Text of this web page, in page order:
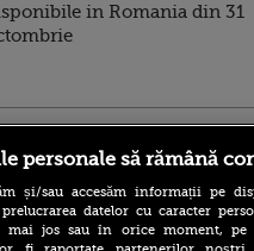
in Romania din 31
personale să rămână
și/sau accesăm informații pe
datelor cu caracter
mai jos sau în orice moment,